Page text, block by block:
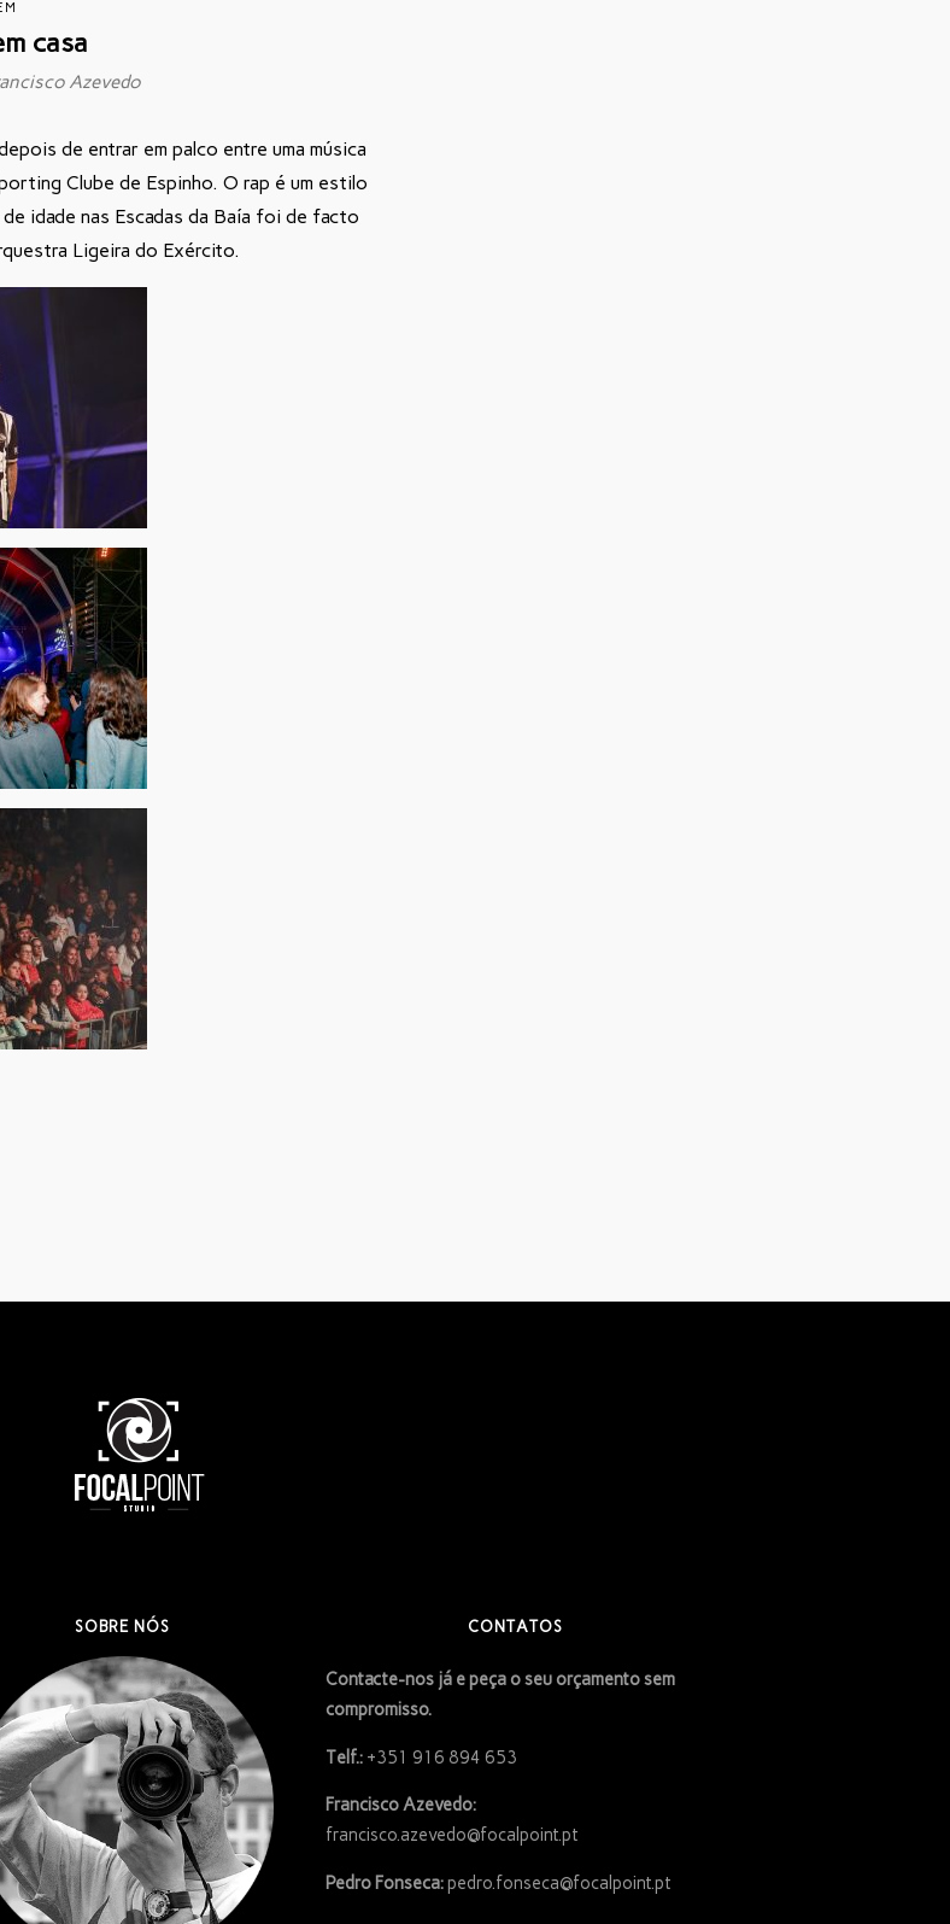
casa
Azevedo
de entrar em palco entre uma música
Clube de Espinho. O rap é um estilo
idade nas Escadas da Baía foi de facto
Ligeira do Exército.
SOBRE NÓS CONTATOS
Contacte-nos já e peça o seu orçamento sem
compromisso.
Telf.:+351 916 894 653
Francisco Azevedo:
francisco.azevedo@focalpoint.pt
Pedro Fonseca:pedro.fonseca@focalpoint.pt